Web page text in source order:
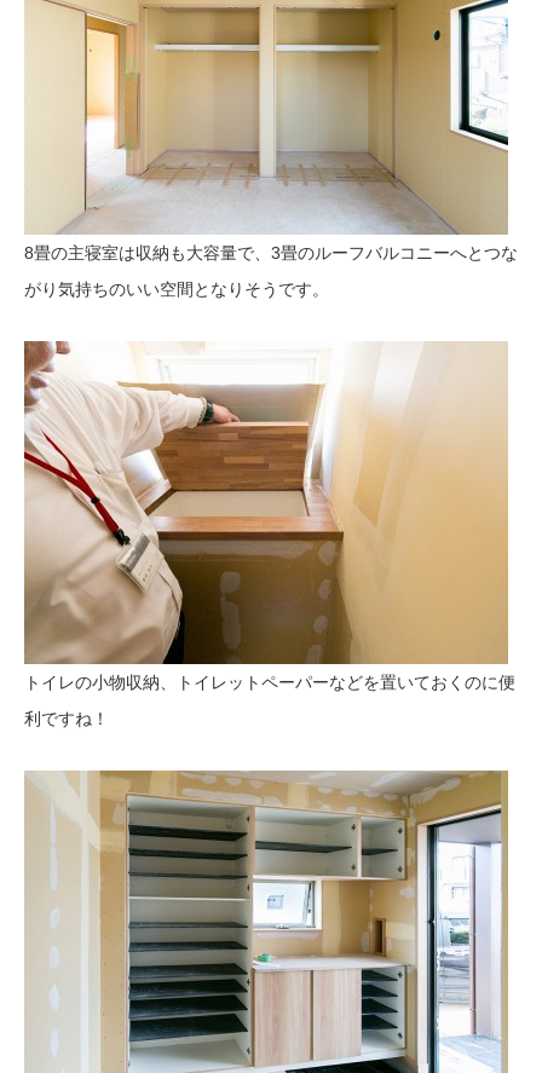
8畳の主寝室は収納も大容量で、3畳のルーフバルコニーへとつな
がり気持ちのいい空間となりそうです。
トイレの小物収納、トイレットペーパーなどを置いておくのに便
利ですね！